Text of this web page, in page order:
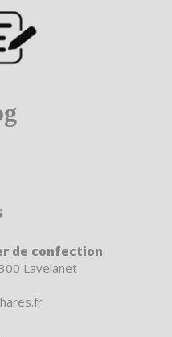
de confection
Lavelanet